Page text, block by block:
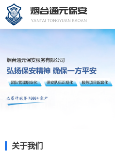
关于我们